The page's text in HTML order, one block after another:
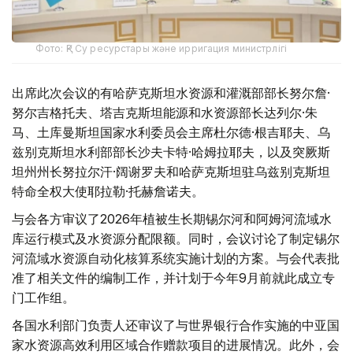
Фото: ҚР Су ресурстары және ирригация министрлігі
出席此次会议的有哈萨克斯坦水资源和灌溉部部长努尔詹·
努尔吉格托夫、塔吉克斯坦能源和水资源部长达列尔·朱
马、土库曼斯坦国家水利委员会主席杜尔德·根吉耶夫、乌
兹别克斯坦水利部部长沙夫卡特·哈姆拉耶夫，以及突厥斯
坦州州长努拉尔汗·阔谢罗夫和哈萨克斯坦驻乌兹别克斯坦
特命全权大使耶拉勒·托赫詹诺夫。
与会各方审议了2026年植被生长期锡尔河和阿姆河流域水
库运行模式及水资源分配限额。同时，会议讨论了制定锡尔
河流域水资源自动化核算系统实施计划的方案。与会代表批
准了相关文件的编制工作，并计划于今年9月前就此成立专
门工作组。
各国水利部门负责人还审议了与世界银行合作实施的中亚国
家水资源高效利用区域合作赠款项目的进展情况。此外，会